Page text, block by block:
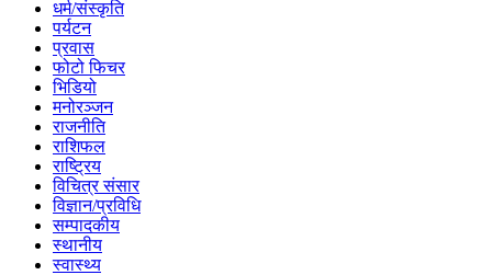
धर्म/संस्कृति
पर्यटन
प्रवास
फोटो फिचर
भिडियो
मनोरञ्जन
राजनीति
राशिफल
राष्ट्रिय
विचित्र संसार
विज्ञान/प्रविधि
सम्पादकीय
स्थानीय
स्वास्थ्य